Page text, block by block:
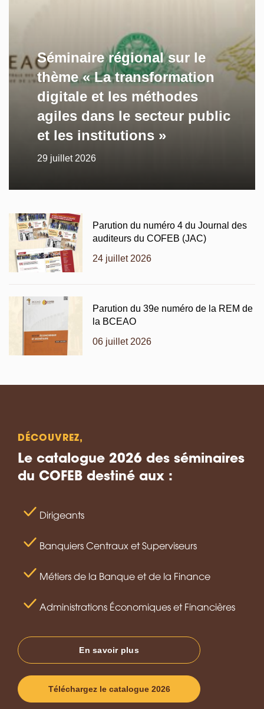
Séminaire régional sur le
thème « La transformation
digitale et les méthodes
agiles dans le secteur public
et les institutions »
29 juillet 2026
Parution du numéro 4 du Journal des
auditeurs du COFEB (JAC)
24 juillet 2026
Parution du 39e numéro de la REM de
la BCEAO
06 juillet 2026
DÉCOUVREZ,
Le catalogue 2026 des séminaires
du COFEB destiné aux :
Dirigeants
Banquiers Centraux et Superviseurs
Métiers de la Banque et de la Finance
Administrations Économiques et Financières
En savoir plus
Téléchargez le catalogue 2026